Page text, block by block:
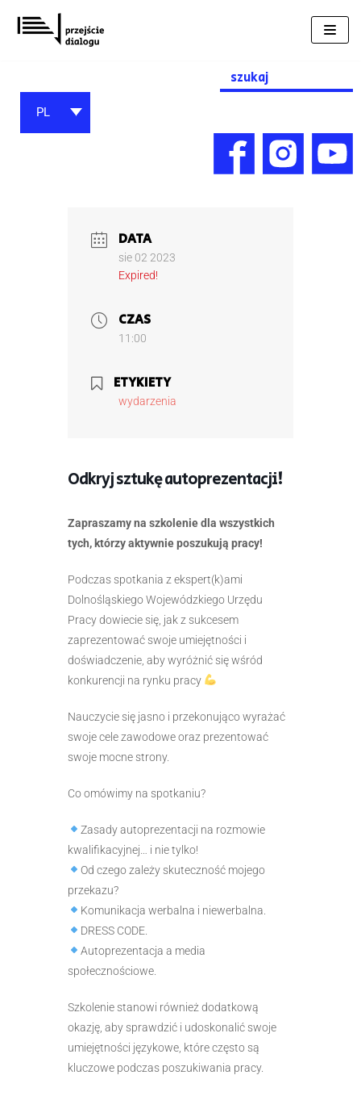
Przejdź
do
Search
for:
PL
DATA
sie 02 2023
Expired!
CZAS
11:00
ETYKIETY
wydarzenia
Odkryj sztukę autoprezentacji!
Zapraszamy na szkolenie dla wszystkich
tych, którzy aktywnie poszukują pracy!
Podczas spotkania z ekspert(k)ami
Dolnośląskiego Wojewódzkiego Urzędu
Pracy dowiecie się, jak z sukcesem
zaprezentować swoje umiejętności i
doświadczenie, aby wyróżnić się wśród
konkurencji na rynku pracy
Nauczуcie się jasno i przekonująco wyrażać
swoje cele zawodowe oraz prezentować
swoje mocne strony.
Co omówimy na spotkaniu?
Zasady autoprezentacji na rozmowie
kwalifikacyjnej… i nie tylko!
Od czego zależy skuteczność mojego
przekazu?
Komunikacja werbalna i niewerbalna.
DRESS CODE.
Autoprezentacja a media
społecznościowe.
Szkolenie stanowi również dodatkową
okazję, aby sprawdzić i udoskonalić swoje
umiejętności językowe, które często są
kluczowe podczas poszukiwania pracy.